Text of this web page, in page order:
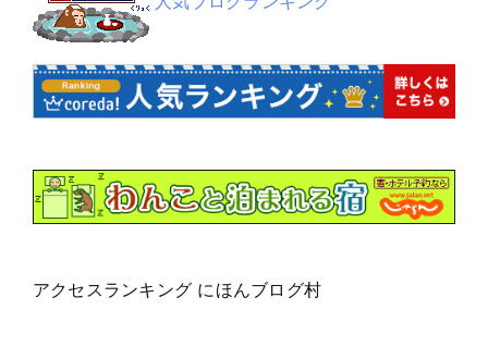
アクセスランキング にほんブログ村